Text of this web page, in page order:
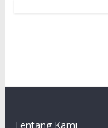
Tentang Kami